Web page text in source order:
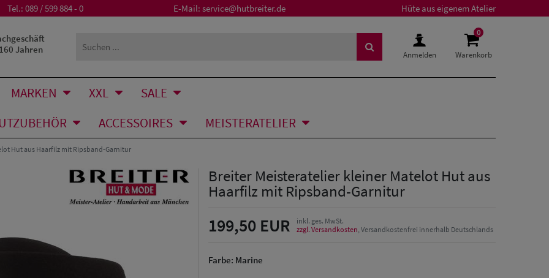
Tel.: 089 / 599 884 - 0 E-Mail: service@hutbreiter.de Hüte aus eigenem Atelier
Jahren
Anmelden
0
Warenkorb
MARKEN XXL
SALE
ACCESSOIRES MEISTERATELIER
Hut aus Haarfilz mit Ripsband-Garnitur
Breiter Meisteratelier kleiner Matelot Hut aus
Haarfilz mit Ripsband-Garnitur
199,50 EUR
inkl. ges. MwSt.
zzgl. Versandkosten, Versandkostenfrei innerhalb Deutschlands
Farbe: Marine